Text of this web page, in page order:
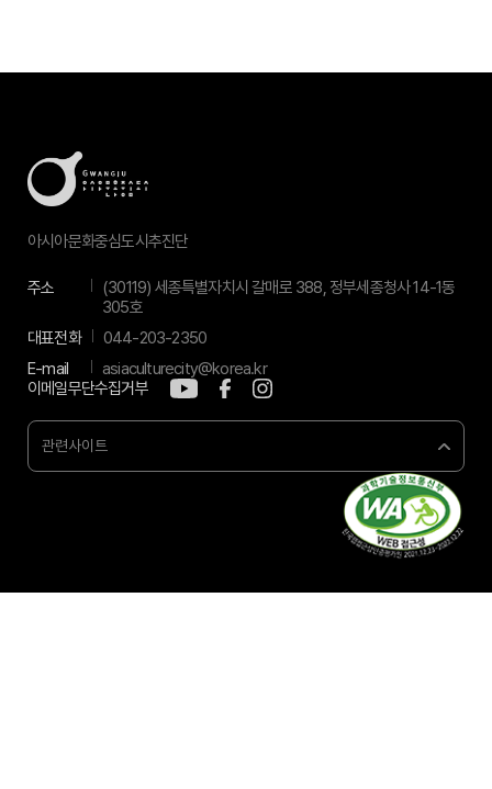
아시아문화중심도시추진단
주소
(30119) 세종특별자치시 갈매로 388, 정부세종청사 14-1동
305호
대표전화
044-203-2350
E-mail
asiaculturecity@korea.kr
이메일무단수집거부
관련사이트